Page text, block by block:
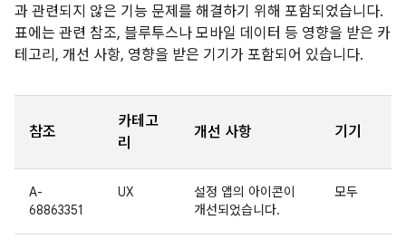
과 관련되지 않은 기능 문제를 해결하기 위해 포함되었습니다.
표에는 관련 참조, 블루투스나 모바일 데이터 등 영향을 받은 카
테고리, 개선 사항, 영향을 받은 기기가 포함되어 있습니다.
참조
카테고
리
개선 사항 기기
A-
68863351
UX
설정 앱의 아이콘이
개선되었습니다.
모두